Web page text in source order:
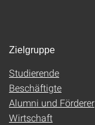
Zielgruppe
Studierende
Beschäftigte
Alumni und Förderer
Wirtschaft